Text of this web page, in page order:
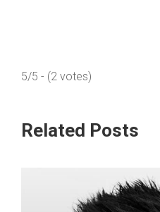
5/5 - (2 votes)
Related Posts